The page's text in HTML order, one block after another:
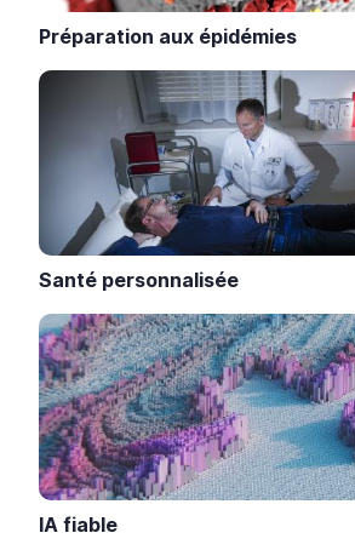
Préparation aux épidémies
Santé personnalisée
IA fiable